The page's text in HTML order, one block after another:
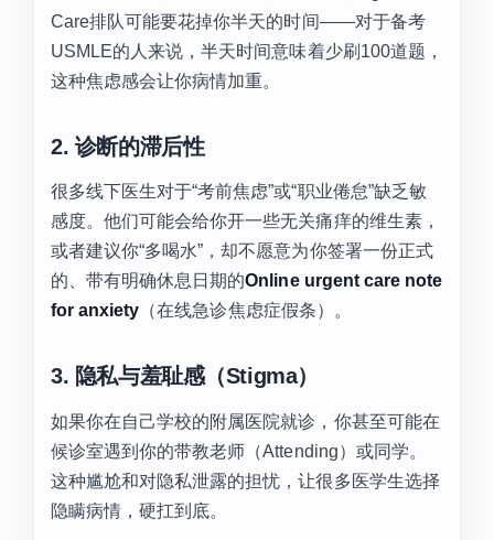
Care排队可能要花掉你半天的时间——对于备考
USMLE的人来说，半天时间意味着少刷100道题，
这种焦虑感会让你病情加重。
2. 诊断的滞后性
很多线下医生对于“考前焦虑”或“职业倦怠”缺乏敏
感度。他们可能会给你开一些无关痛痒的维生素，
或者建议你“多喝水”，却不愿意为你签署一份正式
的、带有明确休息日期的Online urgent care note
for anxiety （在线急诊焦虑症假条）。
3. 隐私与羞耻感（Stigma）
如果你在自己学校的附属医院就诊，你甚至可能在
候诊室遇到你的带教老师（Attending）或同学。
这种尴尬和对隐私泄露的担忧，让很多医学生选择
隐瞒病情，硬扛到底。